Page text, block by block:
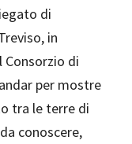
di
in
Consorzio di
per mostre
tra le terre di
conoscere,